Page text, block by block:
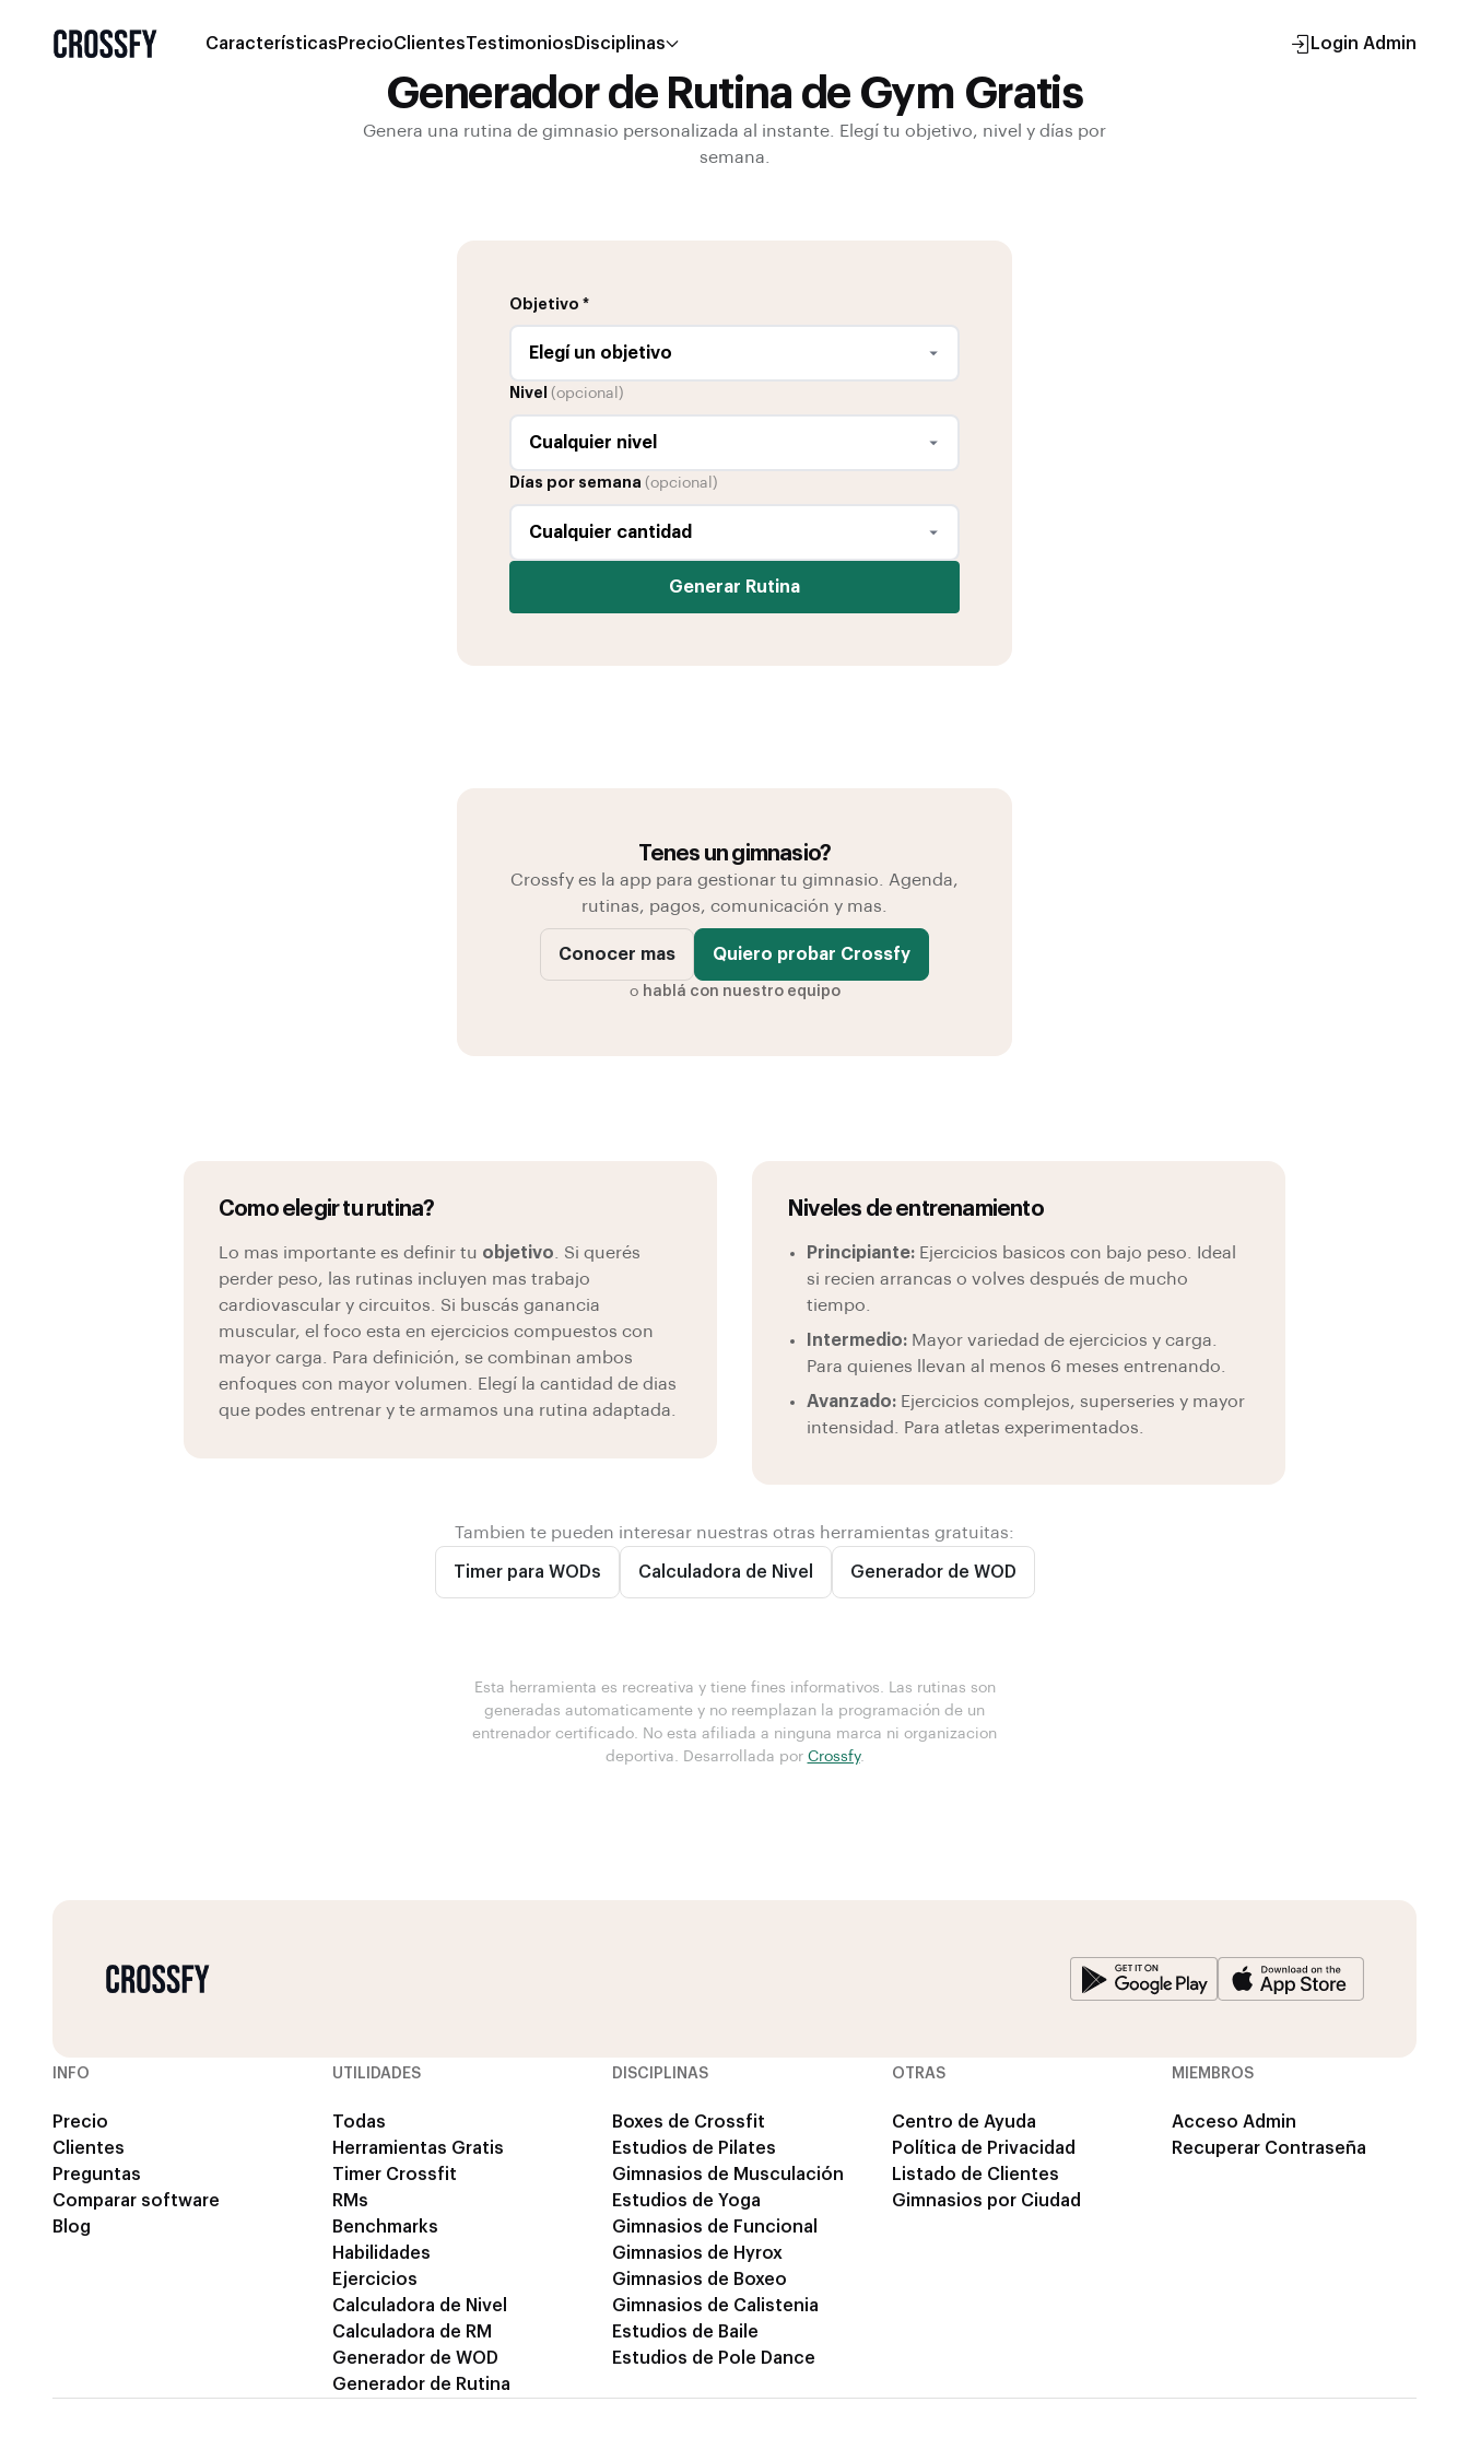
Características PrecioClientesTestimonios Disciplinas Login Admin
Generador de Rutina de Gym Gratis
Genera una rutina de gimnasio personalizada al instante. Elegí tu objetivo, nivel y días por
semana.
Objetivo *
Nivel (opcional)
Días por semana (opcional)
Generar Rutina
Tenes un gimnasio?
Crossfy es la app para gestionar tu gimnasio. Agenda,
rutinas, pagos, comunicación y mas.
Conocer mas Quiero probar Crossfy
o hablá con nuestro equipo
Como elegir tu rutina?
Lo mas importante es definir tu objetivo . Si querés
perder peso, las rutinas incluyen mas trabajo
cardiovascular y circuitos. Si buscás ganancia
muscular, el foco esta en ejercicios compuestos con
mayor carga. Para definición, se combinan ambos
enfoques con mayor volumen. Elegí la cantidad de dias
que podes entrenar y te armamos una rutina adaptada.
Niveles de entrenamiento
Principiante: Ejercicios basicos con bajo peso. Ideal
si recien arrancas o volves después de mucho
tiempo.
Intermedio: Mayor variedad de ejercicios y carga.
Para quienes llevan al menos 6 meses entrenando.
Avanzado: Ejercicios complejos, superseries y mayor
intensidad. Para atletas experimentados.
Tambien te pueden interesar nuestras otras herramientas gratuitas:
Timer para WODs Calculadora de Nivel Generador de WOD
Esta herramienta es recreativa y tiene fines informativos. Las rutinas son
generadas automaticamente y no reemplazan la programación de un
entrenador certificado. No esta afiliada a ninguna marca ni organizacion
deportiva. Desarrollada por Crossfy.
INFO
Precio
Clientes
Preguntas
Comparar software
Blog
UTILIDADES
Todas
Herramientas Gratis
Timer Crossfit
RMs
Benchmarks
Habilidades
Ejercicios
Calculadora de Nivel
Calculadora de RM
Generador de WOD
Generador de Rutina
DISCIPLINAS
Boxes de Crossfit
Estudios de Pilates
Gimnasios de Musculación
Estudios de Yoga
Gimnasios de Funcional
Gimnasios de Hyrox
Gimnasios de Boxeo
Gimnasios de Calistenia
Estudios de Baile
Estudios de Pole Dance
OTRAS
Centro de Ayuda
Política de Privacidad
Listado de Clientes
Gimnasios por Ciudad
MIEMBROS
Acceso Admin
Recuperar Contraseña